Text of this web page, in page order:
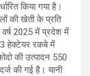
किया गया है।
की खेती के प्रति
वर्ष 2025 में प्रदेश में
हेक्टेयर रकबे में
की उत्पादन 550
की गई है। यानी